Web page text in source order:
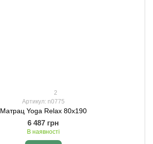
2
Артикул: n0775
Матрац Yoga Relax 80х190
6 487 грн
В наявності